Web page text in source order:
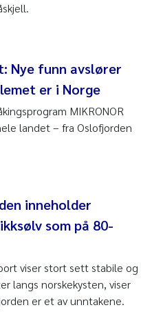
Nye funn avslører
er i Norge
MIKRONOR
landet – fra Oslofjorden
inneholder
som på 80-
viser stort sett stabile og
langs norskekysten, viser
er et av unntakene.